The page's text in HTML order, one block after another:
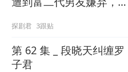
探剧君 3跟贴
第 62 集 _ 段晓天纠缠罗
子君